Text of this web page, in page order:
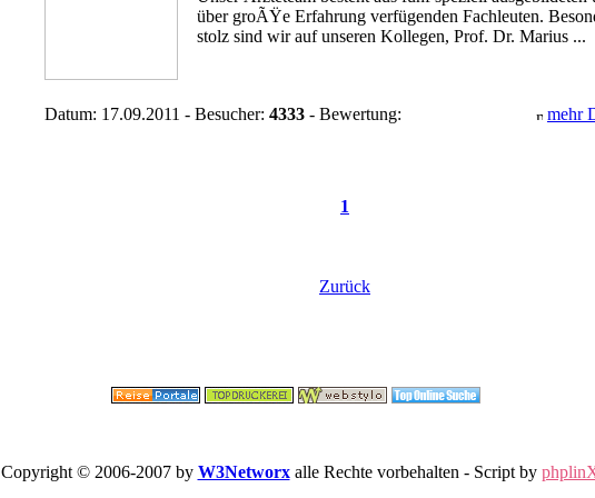
über groÃŸe Erfahrung verfügenden Fachleuten.
stolz sind wir auf unseren Kollegen, Prof. Dr. Marius ...
Datum: 17.09.2011 - Besucher: 4333 - Bewertung: mehr
1
Zurück
Copyright © 2006-2007 by W3Networxalle Rechte vorbehalten - Script by